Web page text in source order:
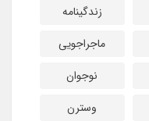
زندگینامه
ماجراجویی
نوجوان
وسترن